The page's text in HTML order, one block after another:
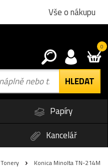
Vše o nákupu
0
Papíry
Kancelář
Tonery
Konica Minolta TN-214M